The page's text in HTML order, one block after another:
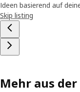
Ideen basierend auf
Skip listing
Mehr aus der